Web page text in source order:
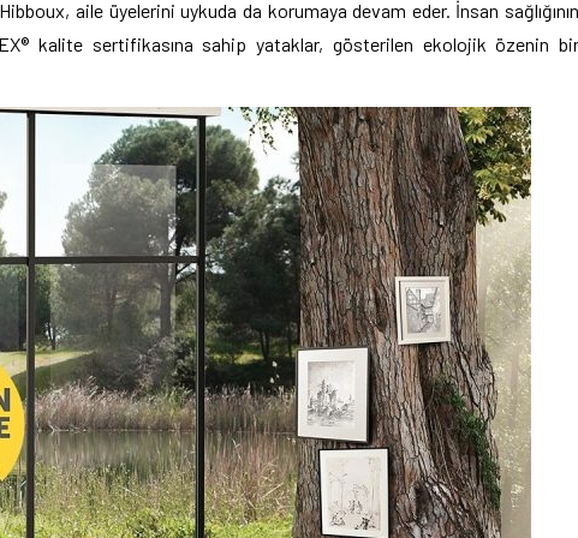
aile üyelerini uykuda da korumaya devam eder. İnsan sağlığının
kalite sertifikasına sahip yataklar, gösterilen ekolojik özenin bir